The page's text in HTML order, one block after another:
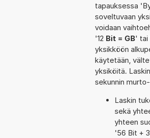
tapauksessa
soveltuvaan
voidaan
'12 Bit = GB' tai
yksikköön
käytetään,
yksiköitä.
sekunnin
Laskin
sekä
yhteen
'56 Bit +